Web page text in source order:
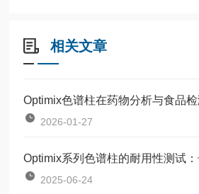
相关文章
Optimix色谱柱在药物分析与食品
2026-01-27
2025-06-24